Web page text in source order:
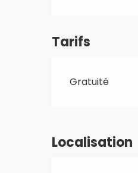
Tarifs
Gratuité
Localisation